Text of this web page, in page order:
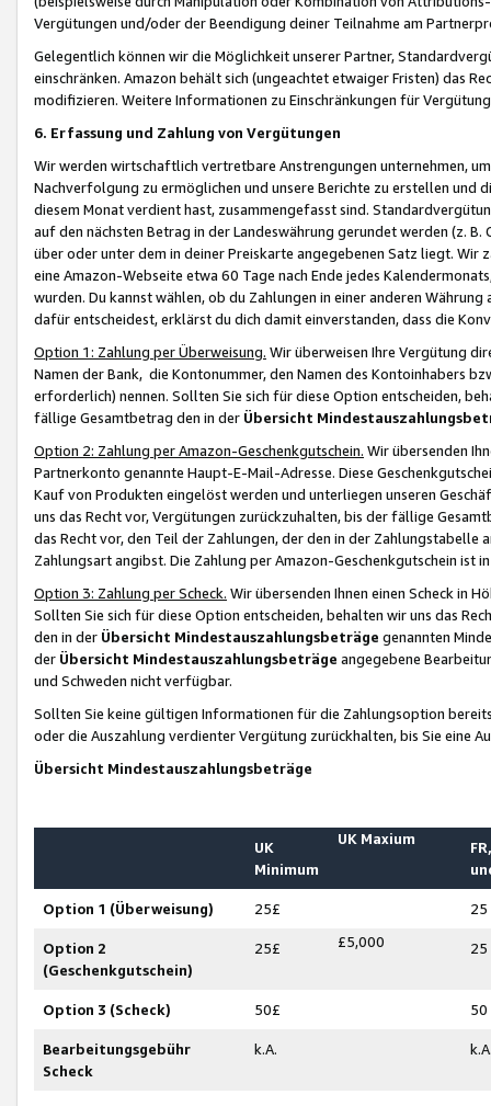
Vergütungen und/oder der Beendigung deiner Teilnahme am
Gelegentlich können wir die Möglichkeit unserer Partner,
einschränken. Amazon behält sich (ungeachtet etwaiger Fristen) das
modifizieren. Weitere Informationen zu Einschränkungen für
6. Erfassung und Zahlung von Vergütungen
Wir werden wirtschaftlich vertretbare Anstrengungen unternehmen,
Nachverfolgung zu ermöglichen und unsere Berichte zu erstellen und
diesem Monat verdient hast, zusammengefasst sind.
auf den nächsten Betrag in der Landeswährung gerundet werden (z.
über oder unter dem in deiner Preiskarte angegebenen Satz liegt.
eine Amazon-Webseite etwa 60 Tage nach Ende jedes
wurden. Du kannst wählen, ob du Zahlungen in einer anderen
dafür entscheidest, erklärst du dich damit einverstanden, dass die
Option 1: Zahlung per Überweisung. Wir überweisen Ihre Vergütung
Namen der Bank, die Kontonummer, den Namen des Kontoinhabers
erforderlich) nennen. Sollten Sie sich für diese Option entscheiden,
fällige Gesamtbetrag den in der Übersicht
Option 2: Zahlung per Amazon-Geschenkgutschein. Wir übersenden
Partnerkonto genannte Haupt-E-Mail-Adresse. Diese
Kauf von Produkten eingelöst werden und unterliegen unseren
uns das Recht vor, Vergütungen zurückzuhalten, bis der fällige
das Recht vor, den Teil der Zahlungen, der den in der
Zahlungsart angibst. Die Zahlung per Amazon-Geschenkgutschein ist
Option 3: Zahlung per Scheck. Wir übersenden Ihnen einen Scheck in
Sollten Sie sich für diese Option entscheiden, behalten wir uns das
den in der Übersicht Mindestauszahlungsbeträge genannten
der Übersicht Mindestauszahlungsbeträge angegebene
und Schweden nicht verfügbar.
Sollten Sie keine gültigen Informationen für die Zahlungsoption
oder die Auszahlung verdienter Vergütung zurückhalten, bis Sie
Übersicht Mindestauszahlungsbeträge
UK
Minimum
UK Maxium
Option 1 (Überweisung) 25£ 25
Option 2
(Geschenkgutschein)
25£ £5,000 25
Option 3 (Scheck) 50£ 50
Bearbeitungsgebühr
Scheck
k.A.